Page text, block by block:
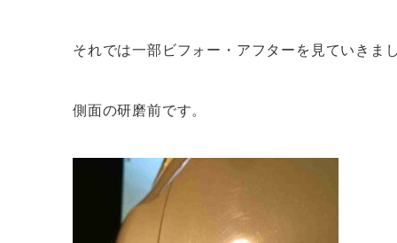
それでは一部ビフォー・アフターを見ていきま
側面の研磨前です。